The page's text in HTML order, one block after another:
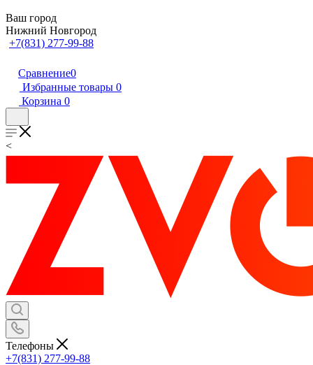
Ваш город
Нижний Новгород
+7(831) 277-99-88
Сравнение0
Избранные товары 0
Корзина 0
<
Телефоны
+7(831) 277-99-88